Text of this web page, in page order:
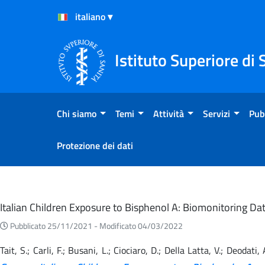
Salta al Contenuto
Salta al Footer
Istituto Superiore di
Chi siamo Temi Attività Servizi
Protezione dei dati
Eventi
Italian Children Exposure to Bisphenol A: Biomonitoring
Pubblicato 25/11/2021 - Modificato 04/03/2022
Tait, S.; Carli, F.; Busani, L.; Ciociaro, D.; Della Latta, V.;